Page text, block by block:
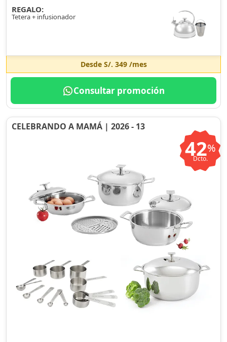
REGALO:
Tetera + infusionador
Desde S/. 349/mes
Consultar promoción
CELEBRANDO A MAMÁ | 2026 - 13
42%
Dcto.